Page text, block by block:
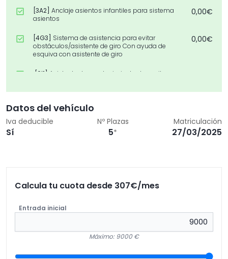
[3A2] Anclaje asientos infantiles para sistema
asientos
0,00€
[4G3]
Sistema de asistencia para evitar
obstáculos/asistente de giro Con ayuda de
esquiva con asistente de giro
0,00€
[6I1] Asistente de mantenimiento de carril
[6YD]Retrovisores exteriores ajustables/abatibles
eléctricamente, térmicos, con descenso del
retrovisor del acompañante
Control de presión de los neumáticos 0,00€
Preparación para sistema de navegación
(Baseline)
[7X2]Ayuda de aparcamiento delante y detrás
modulares escalables (actualización de modelos
0,00€
Datos del vehículo
Iva deducible
Sí
Nº Plazas
5*
Matriculación
27/03/2025
Calcula tu cuota desde 307€/mes
Entrada inicial
Máximo: 9000 €